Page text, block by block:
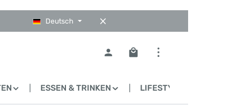
Deutsch
Warenkorb enthält 0
ESSEN & TRINKEN LIFESTYLE